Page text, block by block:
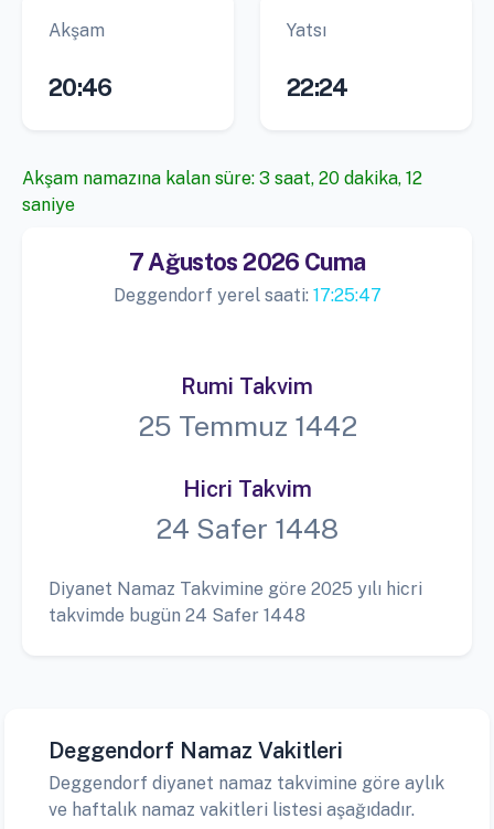
Akşam
20:46
Yatsı
22:24
Akşam namazına kalan süre: 3 saat, 20 dakika, 11
saniye
7 Ağustos 2026 Cuma
Deggendorf yerel saati: 17:25:48
Rumi Takvim
25 Temmuz 1442
Hicri Takvim
24 Safer 1448
Diyanet Namaz Takvimine göre 2025 yılı hicri
takvimde bugün 24 Safer 1448
Deggendorf Namaz Vakitleri
Deggendorf diyanet namaz takvimine göre aylık
ve haftalık namaz vakitleri listesi aşağıdadır.